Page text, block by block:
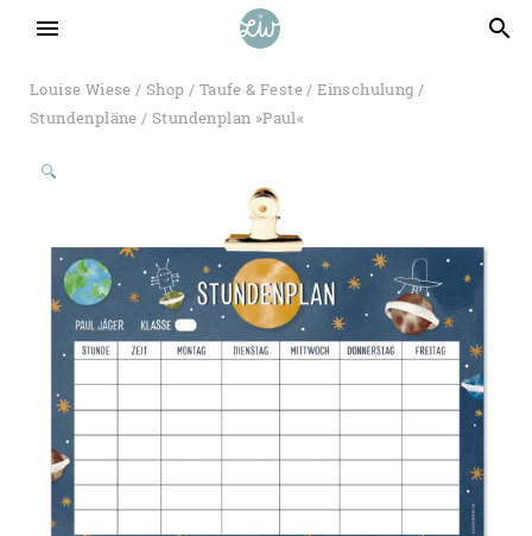
menu search
Louise Wiese / Shop / Taufe & Feste /Einschulung /
Stundenpläne / Stundenplan »Paul«
🔍